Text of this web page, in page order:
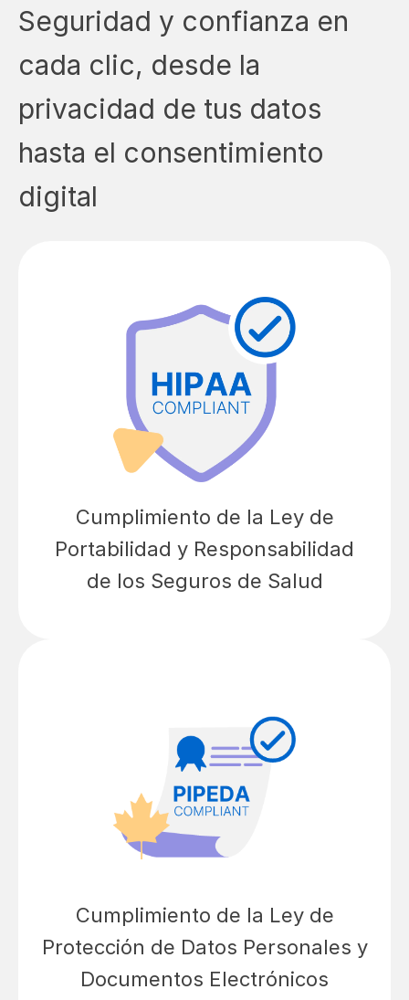
Seguridad y confianza en
cada clic, desde la
privacidad de tus datos
hasta el consentimiento
digital
Cumplimiento de la Ley de
Portabilidad y Responsabilidad
de los Seguros de Salud
Cumplimiento de la Ley de
Protección de Datos Personales y
Documentos Electrónicos